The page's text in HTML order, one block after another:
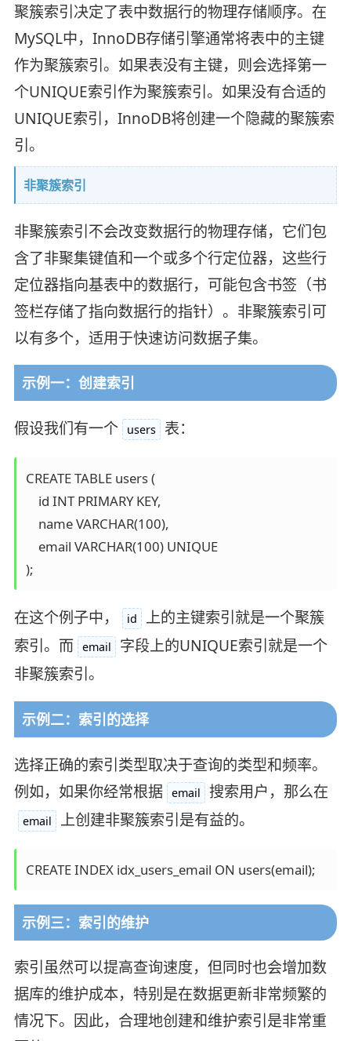
聚簇索引决定了表中数据行的物理存储顺序。在
MySQL中，InnoDB存储引擎通常将表中的主键
作为聚簇索引。如果表没有主键，则会选择第一
个UNIQUE索引作为聚簇索引。如果没有合适的
UNIQUE索引，InnoDB将创建一个隐藏的聚簇索
引。
非聚簇索引
非聚簇索引不会改变数据行的物理存储，它们包
含了非聚集键值和一个或多个行定位器，这些行
定位器指向基表中的数据行，可能包含书签（书
签栏存储了指向数据行的指针）。非聚簇索引可
以有多个，适用于快速访问数据子集。
示例一：创建索引
假设我们有一个 users 表：
CREATE TABLE users (
    id INT PRIMARY KEY,
    name VARCHAR(100),
    email VARCHAR(100) UNIQUE
);
在这个例子中， id
上的主键索引就是一个聚簇
索引。而 email
字段上的UNIQUE索引就是一个
非聚簇索引。
示例二：索引的选择
选择正确的索引类型取决于查询的类型和频率。
例如，如果你经常根据 email 搜索用户，那么在
email 上创建非聚簇索引是有益的。
CREATE INDEX idx_users_email ON users(email);
示例三：索引的维护
索引虽然可以提高查询速度，但同时也会增加数
据库的维护成本，特别是在数据更新非常频繁的
情况下。因此，合理地创建和维护索引是非常重